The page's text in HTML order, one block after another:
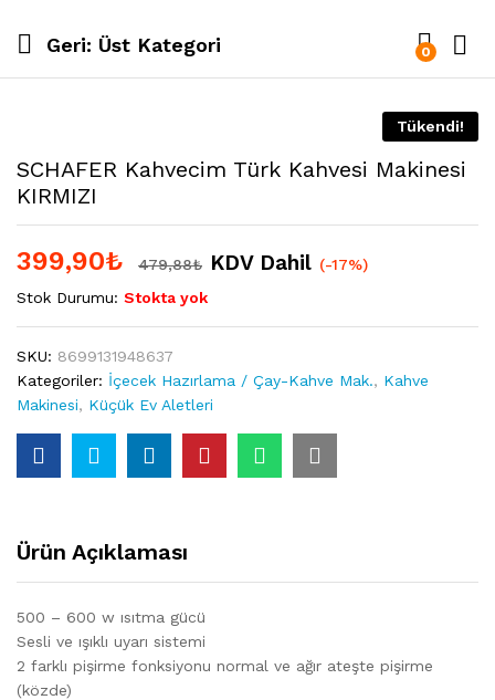
Geri: Üst Kategori 0
Tükendi!
SCHAFER Kahvecim Türk Kahvesi Makinesi
KIRMIZI
399,90₺ 479,88₺ KDV Dahil (-17%)
Stok Durumu: Stokta yok
SKU: 8699131948637
Kategoriler: İçecek Hazırlama / Çay-Kahve Mak., Kahve
Makinesi, Küçük Ev Aletleri
Ürün Açıklaması
500 – 600 w ısıtma gücü
Sesli ve ışıklı uyarı sistemi
2 farklı pişirme fonksiyonu normal ve ağır ateşte pişirme
(közde)